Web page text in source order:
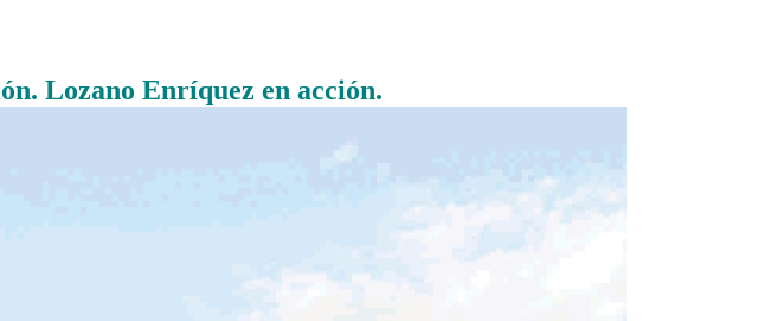
Lozano Enríquez en acción.